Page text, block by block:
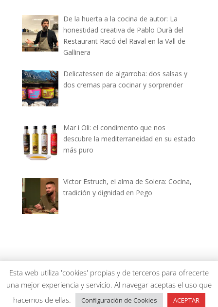
De la huerta a la cocina de autor: La
honestidad creativa de Pablo Durà del
Restaurant Racó del Raval en la Vall de
Gallinera
Delicatessen de algarroba: dos salsas y
dos cremas para cocinar y sorprender
Mar i Oli: el condimento que nos
descubre la mediterraneidad en su estado
más puro
Víctor Estruch, el alma de Solera: Cocina,
tradición y dignidad en Pego
dianiagastronomica.com © 2026
Esta web utiliza 'cookies' propias y de terceros para ofrecerte
una mejor experiencia y servicio. Al navegar aceptas el uso que
hacemos de ellas.
Configuración de Cookies ACEPTAR